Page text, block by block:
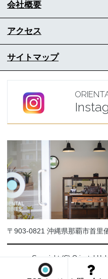
会社概要
アクセス
サイトマップ
〒903-0821 沖縄県那覇市首里
Copyright (C) Oriental-